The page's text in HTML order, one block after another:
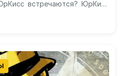
встречаются? ЮрКисс